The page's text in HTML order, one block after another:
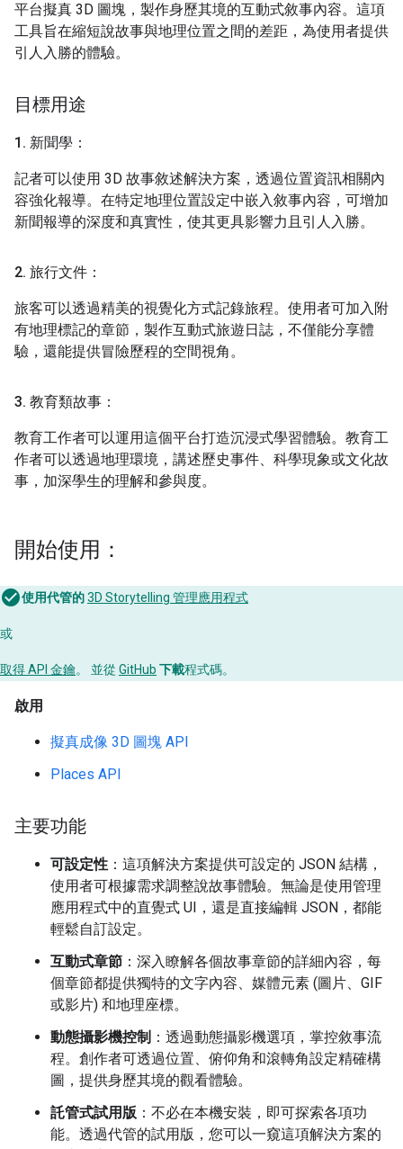
平台擬真 3D 圖塊，製作身歷其境的互動式敘事內容。這項
工具旨在縮短說故事與地理位置之間的差距，為使用者提供
引人入勝的體驗。
目標用途
1 . 新聞學：
記者可以使用 3D 故事敘述解決方案，透過位置資訊相關內
容強化報導。在特定地理位置設定中嵌入敘事內容，可增加
新聞報導的深度和真實性，使其更具影響力且引人入勝。
2. 旅行文件：
旅客可以透過精美的視覺化方式記錄旅程。使用者可加入附
有地理標記的章節，製作互動式旅遊日誌，不僅能分享體
驗，還能提供冒險歷程的空間視角。
3. 教育類故事：
教育工作者可以運用這個平台打造沉浸式學習體驗。教育工
作者可以透過地理環境，講述歷史事件、科學現象或文化故
事，加深學生的理解和參與度。
開始使用：
使用代管的3D Storytelling 管理應用程式
或
取得 API 金鑰。 並從 GitHub 下載程式碼。
啟用
擬真成像 3D 圖塊 API
Places API
主要功能
可設定性 ：這項解決方案提供可設定的 JSON 結構，
使用者可根據需求調整說故事體驗。無論是使用管理
應用程式中的直覺式 UI，還是直接編輯 JSON，都能
輕鬆自訂設定。
互動式章節 ：深入瞭解各個故事章節的詳細內容，每
個章節都提供獨特的文字內容、媒體元素 (圖片、GIF
或影片) 和地理座標。
動態攝影機控制 ：透過動態攝影機選項，掌控敘事流
程。創作者可透過位置、俯仰角和滾轉角設定精確構
圖，提供身歷其境的觀看體驗。
託管式試用版 ：不必在本機安裝，即可探索各項功
能。透過代管的試用版，您可以一窺這項解決方案的